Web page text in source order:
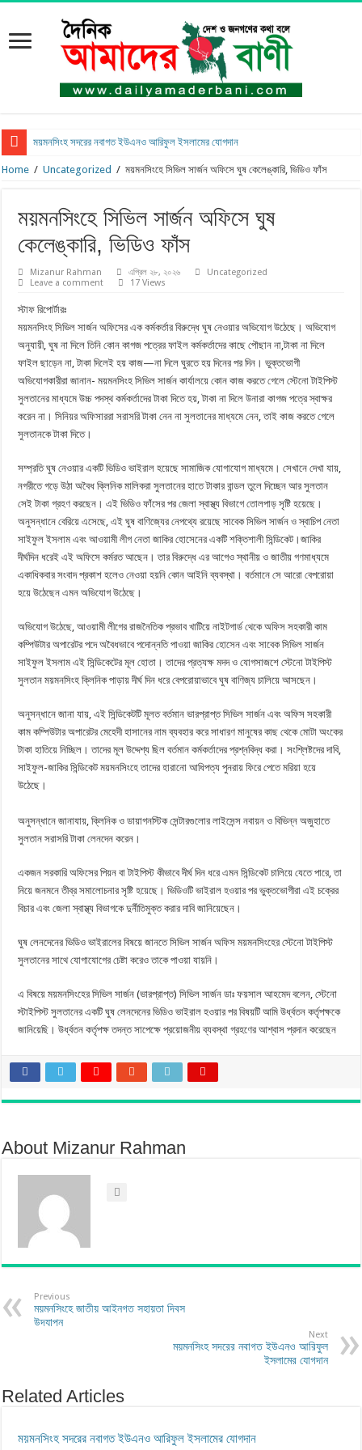
ময়মনসিংহ সদরের নবাগত ইউএনও আরিফুল ইসলামের যোগদান
Home / Uncategorized / ময়মনসিংহে সিভিল সার্জন অফিসে ঘুষ কেলেঙ্কারি, ভিডিও ফাঁস
ময়মনসিংহে সিভিল সার্জন অফিসে ঘুষ
কেলেঙ্কারি, ভিডিও ফাঁস
Mizanur Rahman এপ্রিল ২৮, ২০২৬
Uncategorized
Leave a comment
17 Views
স্টাফ রিপোর্টারঃ
ময়মনসিংহ সিভিল সার্জন অফিসের এক কর্মকর্তার বিরুদ্ধে ঘুষ নেওয়ার অভিযোগ উঠেছে। অভিযোগ
অনুযায়ী, ঘুষ না দিলে তিনি কোন কাগজ পত্রের ফাইল কর্মকর্তাদের কাছে পৌছান না,টাকা না দিলে
ফাইল ছাড়েন না, টাকা দিলেই হয় কাজ—না দিলে ঘুরতে হয় দিনের পর দিন। ভুক্তভোগী
অভিযোগকারীরা জানান- ময়মনসিংহ সিভিল সার্জন কার্যালয়ে কোন কাজ করতে গেলে স্টেনো টাইপিস্ট
সুলতানের মাধ্যমে উচ্চ পদস্থ কর্মকর্তাদের টাকা দিতে হয়, টাকা না দিলে উনারা কাগজ পত্রে স্বাক্ষর
করেন না। সিনিয়র অফিসাররা সরাসরি টাকা নেন না সুলতানের মাধ্যমে নেন, তাই কাজ করতে গেলে
সুলতানকে টাকা দিতে।
সম্প্রতি ঘুষ নেওয়ার একটি ভিডিও ভাইরাল হয়েছে সামাজিক যোগাযোগ মাধ্যমে। সেখানে দেখা যায়,
নগরীতে গড়ে উঠা অবৈধ ক্লিনিক মালিকরা সুলতানের হাতে টাকার বান্ডল তুলে দিচ্ছেন আর সুলতান
সেই টাকা গ্রহণ করছেন। এই ভিডিও ফাঁসের পর জেলা স্বাস্থ্য বিভাগে তোলপাড় সৃষ্টি হয়েছে।
অনুসন্ধানে বেরিয়ে এসেছে, এই ঘুষ বাণিজ্যের নেপথ্যে রয়েছে সাবেক সিভিল সার্জন ও স্বাচিপ নেতা
সাইফুল ইসলাম এবং আওয়ামী লীগ নেতা জাকির হোসেনের একটি শক্তিশালী সিন্ডিকেট।জাকির
দীর্ঘদিন ধরেই এই অফিসে কর্মরত আছেন। তার বিরুদ্ধে এর আগেও স্থানীয় ও জাতীয় গণমাধ্যমে
একাধিকবার সংবাদ প্রকাশ হলেও নেওয়া হয়নি কোন আইনি ব্যবস্থা। বর্তমানে সে আরো বেপরোয়া
হয়ে উঠেছেন এমন অভিযোগ উঠেছে।
অভিযোগ উঠেছে, আওয়ামী লীগের রাজনৈতিক প্রভাব খাটিয়ে নাইটগার্ড থেকে অফিস সহকারী কাম
কম্পিউটার অপারেটর পদে অবৈধভাবে পদোন্নতি পাওয়া জাকির হোসেন এবং সাবেক সিভিল সার্জন
সাইফুল ইসলাম এই সিন্ডিকেটের মূল হোতা। তাদের প্রত্যক্ষ মদদ ও যোগসাজশে স্টেনো টাইপিস্ট
সুলতান ময়মনসিংহ ক্লিনিক পাড়ায় দীর্ঘ দিন ধরে বেপরোয়াভাবে ঘুষ বাণিজ্য চালিয়ে আসছেন।
​অনুসন্ধানে জানা যায়, এই সিন্ডিকেটটি মূলত বর্তমান ভারপ্রাপ্ত সিভিল সার্জন এবং অফিস সহকারী
কাম কম্পিউটার অপারেটর মেহেদী হাসানের নাম ব্যবহার করে সাধারণ মানুষের কাছ থেকে মোটা অংকের
টাকা হাতিয়ে নিচ্ছিল। তাদের মূল উদ্দেশ্য ছিল বর্তমান কর্মকর্তাদের প্রশ্নবিদ্ধ করা। ​সংশ্লিষ্টদের দাবি,
সাইফুল-জাকির সিন্ডিকেট ময়মনসিংহে তাদের হারানো আধিপত্য পুনরায় ফিরে পেতে মরিয়া হয়ে
উঠেছে।
​অনুসন্ধানে জানাযায়, ক্লিনিক ও ডায়াগনস্টিক সেন্টারগুলোর লাইসেন্স নবায়ন ও বিভিন্ন অজুহাতে
সুলতান সরাসরি টাকা লেনদেন করেন।
​একজন সরকারি অফিসের পিয়ন বা টাইপিস্ট কীভাবে দীর্ঘ দিন ধরে এমন সিন্ডিকেট চালিয়ে যেতে পারে, তা
নিয়ে জনমনে তীব্র সমালোচনার সৃষ্টি হয়েছে। ভিডিওটি ভাইরাল হওয়ার পর ভুক্তভোগীরা এই চক্রের
বিচার এবং জেলা স্বাস্থ্য বিভাগকে দুর্নীতিমুক্ত করার দাবি জানিয়েছেন।
ঘুষ লেনদেনের ভিডিও ভাইরালের বিষয়ে জানতে সিভিল সার্জন অফিস ময়মনসিংহের স্টেনো টাইপিস্ট
সুলতানের সাথে যোগাযোগের চেষ্টা করেও তাকে পাওয়া যায়নি।
​এ বিষয়ে ময়মনসিংহের সিভিল সার্জন (ভারপ্রাপ্ত) সিভিল সার্জন ডাঃ ফয়সাল আহমেদ বলেন, স্টেনো
স্টাইপিস্ট সুলতানের একটি ঘুষ লেনদেনের ভিডিও ভাইরাল হওয়ার পর বিষয়টি আমি উর্ধ্বতন কর্তৃপক্ষকে
জানিয়েছি। উর্ধ্বতন কর্তৃপক্ষ তদন্ত সাপেক্ষে প্রয়োজনীয় ব্যবস্থা গ্রহণের আশ্বাস প্রদান করেছেন
About Mizanur Rahman
Previous
ময়মনসিংহে জাতীয় আইনগত সহায়তা দিবস
উদযাপন
Next
ময়মনসিংহ সদরের নবাগত ইউএনও আরিফুল
ইসলামের যোগদান
Related Articles
ময়মনসিংহ সদরের নবাগত ইউএনও আরিফুল ইসলামের যোগদান